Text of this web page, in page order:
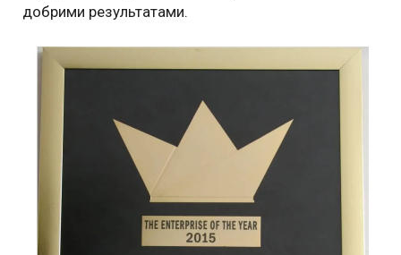
добрими результатами.